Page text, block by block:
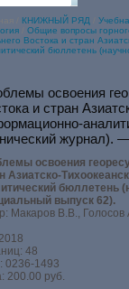
КНИЖНЫЙ РЯД
Общие вопросы
Востока и стран
бюллетень
освоения
и стран
журнал).
освоения
Азиатско-
бюллетень
выпуск 62).
Макаров В.В.,
48
0236-1493
200.00 руб.